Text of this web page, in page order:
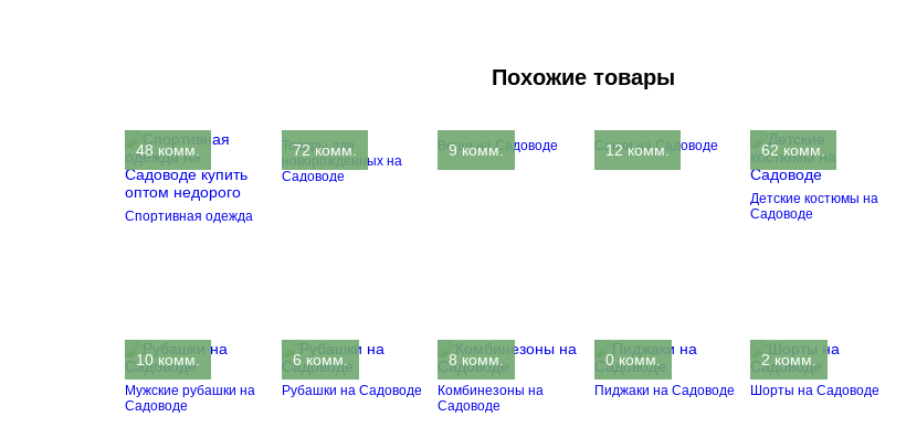
Похожие товары
48 комм.
Спортивная одежда
72 комм.
Товары для
новорожденных на
Садоводе
9 комм.
Вещи на Садоводе 12 комм.
Санки на Садоводе 62 комм.
Детские костюмы на
Садоводе
10 комм.
Мужские рубашки на
Садоводе
6 комм.
Рубашки на Садоводе
8 комм.
Комбинезоны на
Садоводе
0 комм.
Пиджаки на Садоводе
2 комм.
Шорты на Садоводе